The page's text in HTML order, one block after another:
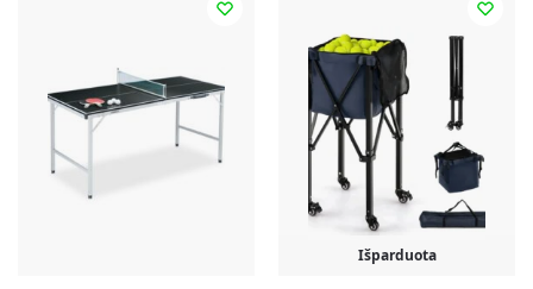
Išparduota